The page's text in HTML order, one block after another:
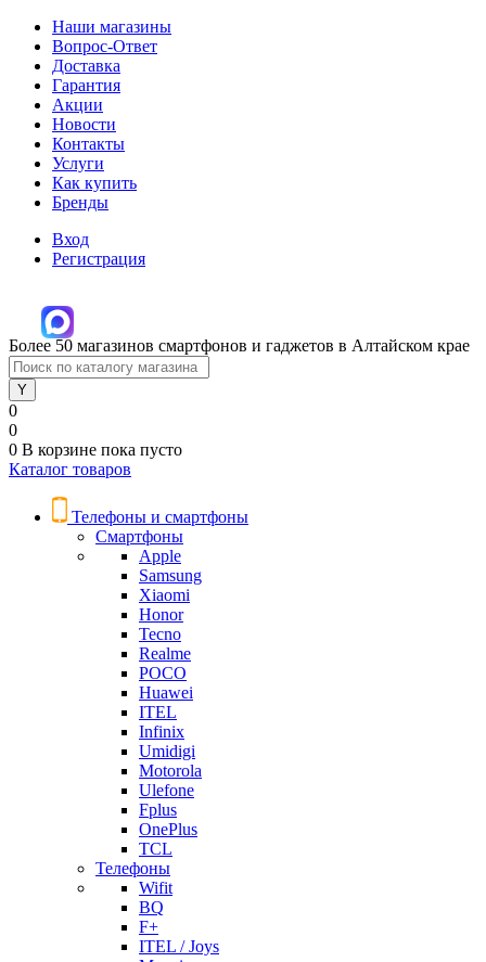
Наши магазины
Вопрос-Ответ
Доставка
Гарантия
Акции
Новости
Контакты
Услуги
Как купить
Бренды
Вход
Регистрация
Более 50 магазинов смартфонов и гаджетов в Алтайском крае
0
0
0 В корзине пока пусто
Каталог товаров
Телефоны и смартфоны
Смартфоны
Apple
Samsung
Xiaomi
Honor
Tecno
Realme
POCO
Huawei
ITEL
Infinix
Umidigi
Motorola
Ulefone
Fplus
OnePlus
TCL
Телефоны
Wifit
BQ
F+
ITEL / Joys